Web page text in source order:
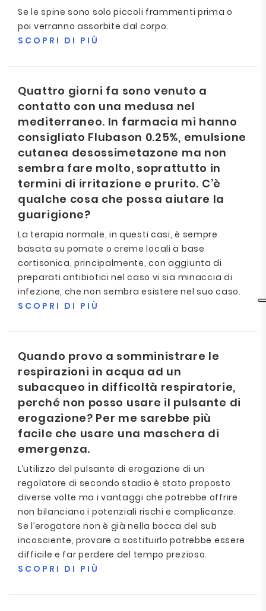
Se le spine sono solo piccoli frammenti prima o
poi verranno assorbite dal corpo.
SCOPRI DI PIÙ
Quattro giorni fa sono venuto a
contatto con una medusa nel
mediterraneo. In farmacia mi hanno
consigliato Flubason 0.25%, emulsione
cutanea desossimetazone ma non
sembra fare molto, soprattutto in
termini di irritazione e prurito. C’è
qualche cosa che possa aiutare la
guarigione?
La terapia normale, in questi casi, è sempre
basata su pomate o creme locali a base
cortisonica, principalmente, con aggiunta di
preparati antibiotici nel caso vi sia minaccia di
infezione, che non sembra esistere nel suo caso.
SCOPRI DI PIÙ
Quando provo a somministrare le
respirazioni in acqua ad un
subacqueo in difficoltà respiratorie,
perché non posso usare il pulsante di
erogazione? Per me sarebbe più
facile che usare una maschera di
emergenza.
L’utilizzo del pulsante di erogazione di un
regolatore di secondo stadio è stato proposto
diverse volte ma i vantaggi che potrebbe offrire
non bilanciano i potenziali rischi e complicanze.
Se l’erogatore non è già nella bocca del sub
incosciente, provare a sostituirlo potrebbe essere
difficile e far perdere del tempo prezioso.
SCOPRI DI PIÙ